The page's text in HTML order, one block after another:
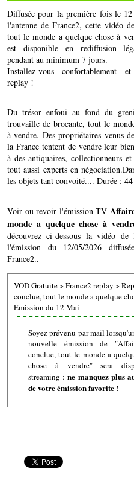
Diffusée pour la première fois le
l'antenne de France2, cette vidéo
tout le monde a quelque chose à
est disponible en rediffusion
pendant au minimum 7 jours.
Installez-vous confortablement
replay !
Du trésor enfoui au fond du
trouvaille de brocante, tout le
à vendre. Des propriétaires venus
la France tentent de vendre leur
à des antiquaires, collectionneurs et
tout aussi experts en
les objets tant convoité.... Durée :
Voir ou revoir l'émission TV
monde a quelque chose à
découvrez ci-dessous la vidéo
l'émission du 12/05/2026
France2..
VOD Gratuite>France2 replay >
conclue, tout le monde a quelque
Emission du 12 Mai
Soyez prévenu par mail
nouvelle émission de
conclue, tout le monde a
chose à vendre" sera
streaming :ne manquez plus
de votre émission favorite !